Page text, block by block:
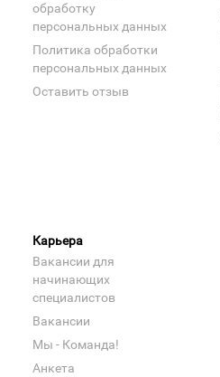
обработку
персональных данных
Политика обработки
персональных данных
Оставить отзыв
Карьера
Вакансии для
начинающих
специалистов
Вакансии
Мы - Команда!
Анкета